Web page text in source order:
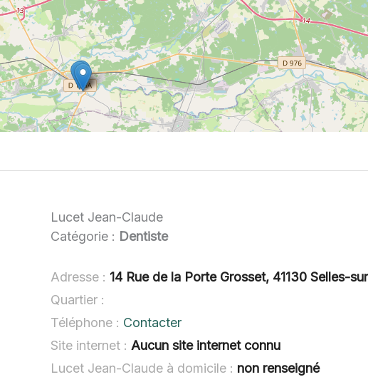
Lucet Jean-Claude
Catégorie : Dentiste
Adresse : 14 Rue de la Porte Grosset, 41130 Selles-
Quartier :
Téléphone : Contacter
Site internet : Aucun site internet connu
Lucet Jean-Claude à domicile : non renseigné